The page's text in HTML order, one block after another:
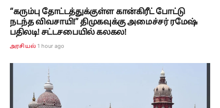
“கரும்பு தோட்டத்துக்குள்ள கான்கிரீட் போட்டு
நடந்த விவசாயி!” திமுகவுக்கு அமைச்சர் ரமேஷ்
பதிலடி! சட்டசபையில் கலகல!
அரசியல் 1 hour ago